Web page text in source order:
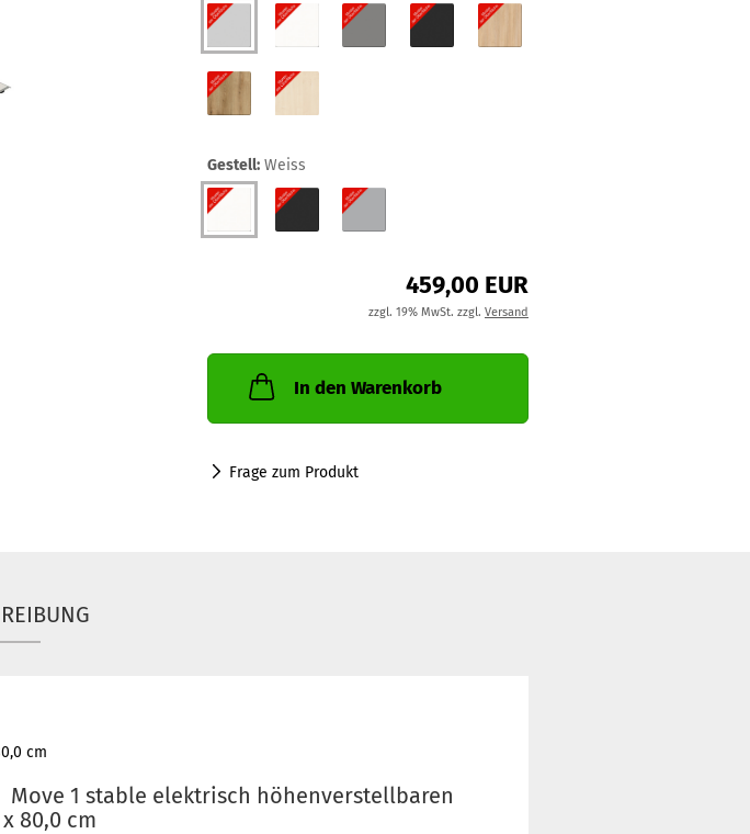
Gestell: Weiss
459,00 EUR
zzgl. 19% MwSt. zzgl. Versand
In den Warenkorb
Frage zum Produkt
cm
1 stable elektrisch höhenverstellbaren
80,0 cm